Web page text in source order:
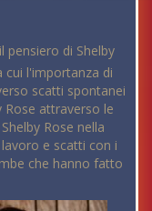
pensiero di Shelby
cui l'importanza di
scatti spontanei
Rose attraverso le
Rose nella
e scatti con i
che hanno fatto